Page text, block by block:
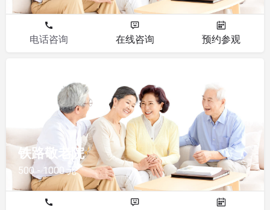
电话咨询 在线咨询 预约参观
铁路敬老院
500 - 1000 元